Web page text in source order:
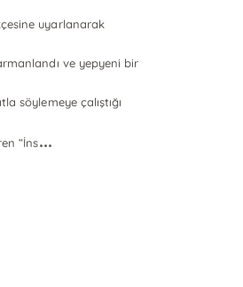
uyarlanarak
ve yepyeni bir
söylemeye çalıştığı
“İns...